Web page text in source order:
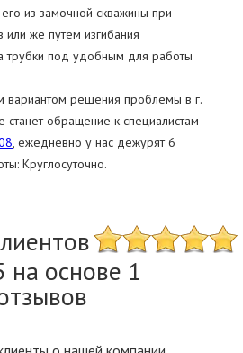
из замочной скважины при
же путем изгибания
трубки под удобным для работы
вариантом решения проблемы в г.
обращение к специалистам
, ежедневно у нас дежурят 6
Круглосуточно.
на основе 1